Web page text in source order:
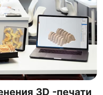
3D -печати